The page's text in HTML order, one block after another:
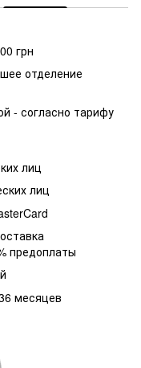
грн
отделение
- согласно тарифу
лиц
лиц
предоплаты
месяцев